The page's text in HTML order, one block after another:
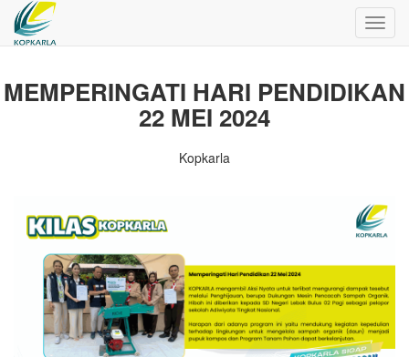
MEMPERINGATI HARI PENDIDIKAN
22 MEI 2024
Kopkarla